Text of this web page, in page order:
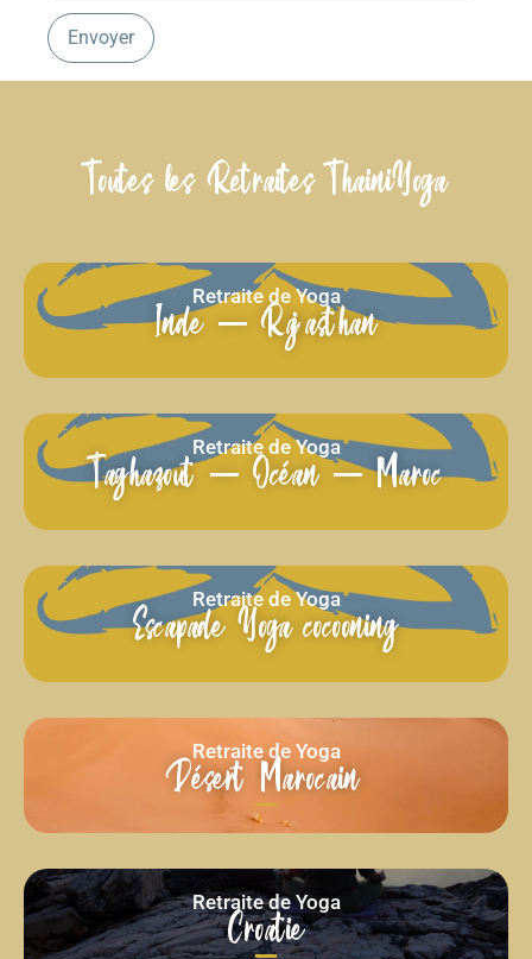
Toutes les Retraites ThainiYoga
Retraite de Yoga
Inde – Rajasthan
Retraite de Yoga
Taghazout – Océan – Maroc
Retraite de Yoga
Escapade Yoga cocooning
Retraite de Yoga
Désert Marocain
Retraite de Yoga
Croatie